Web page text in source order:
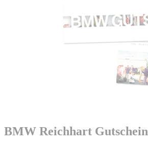
BMW Reichhart Gutschein